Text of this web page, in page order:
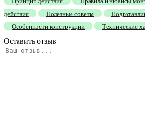
действия
Полезные советы
Особенности конструкции
Технические
Оставить отзыв